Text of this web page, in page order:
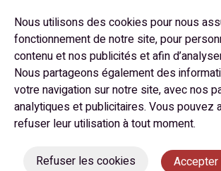
Nous utilisons des cookies pour nous
fonctionnement de notre site, pour
contenu et nos publicités et afin
Nous partageons également des
votre navigation sur notre site, avec nos
analytiques et publicitaires. Vous pouvez
refuser leur utilisation à tout moment.
Refuser les cookies